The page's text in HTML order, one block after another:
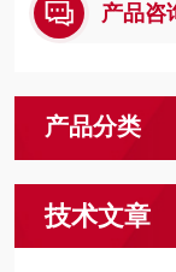
产品咨
产品分类
技术文章